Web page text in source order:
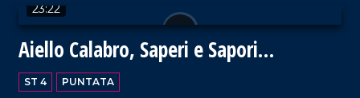
23:22
Aiello Calabro, Saperi e Sapori
d'Autunno 2024: un viaggio tra storia,
ST 4 PUNTATA